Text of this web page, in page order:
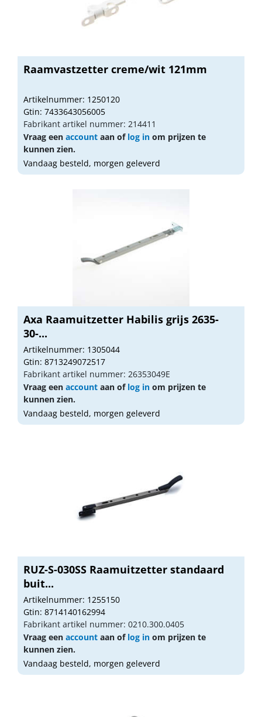
Raamvastzetter creme/wit 121mm
Artikelnummer: 1250120
Gtin: 7433643056005
Fabrikant artikel nummer: 214411
Vraag een account aan of log in om prijzen te
kunnen zien.
Vandaag besteld, morgen geleverd
Axa Raamuitzetter Habilis grijs 2635-
30-...
Artikelnummer: 1305044
Gtin: 8713249072517
Fabrikant artikel nummer: 26353049E
Vraag een account aan of log in om prijzen te
kunnen zien.
Vandaag besteld, morgen geleverd
RUZ-S-030SS Raamuitzetter standaard
buit...
Artikelnummer: 1255150
Gtin: 8714140162994
Fabrikant artikel nummer: 0210.300.0405
Vraag een account aan of log in om prijzen te
kunnen zien.
Vandaag besteld, morgen geleverd